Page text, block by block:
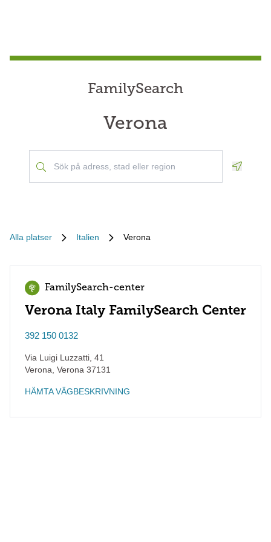
FamilySearch
Verona
Alla platser Italien Verona
FamilySearch-center
Verona Italy FamilySearch Center
392 150 0132
Via Luigi Luzzatti, 41
Verona Verona 37131
HÄMTA VÄGBESKRIVNING